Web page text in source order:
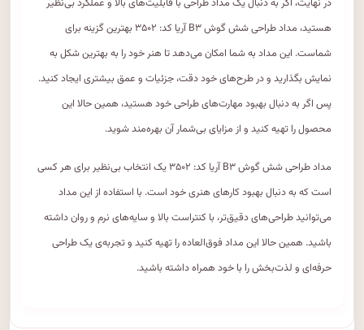
در نهایت، اگر به دنبال یک مداد طراحی با قابلیت‌های بالا و عملکرد بی‌نظیر
هستید، مداد طراحی شش گوش B۳ آریا کد: ۳۵۰۲ بهترین گزینه برای
شماست. این مداد به شما امکان می‌دهد تا هنر خود را به بهترین شکل به
نمایش بگذارید و در طرح‌های خود دقت، جزئیات و عمق بیشتری ایجاد کنید.
پس اگر به دنبال بهبود مهارت‌های طراحی خود هستید، همین حالا این
محصول را تهیه کنید و از مزایای بی‌شمار آن بهره‌مند شوید.
مداد طراحی شش گوش B۳ آریا کد: ۳۵۰۲ یک انتخاب بی‌نظیر برای هر کسی
است که به دنبال بهبود کارهای هنری خود است. با استفاده از این مداد
می‌توانید طراحی‌های دقیق‌تر، با کنتراست بالا و سایه‌های نرم و روان داشته
باشید. همین حالا این مداد فوق‌العاده را تهیه کنید و تجربه‌ی یک طراحی
حرفه‌ای و لذت‌بخش را با خود همراه داشته باشید.